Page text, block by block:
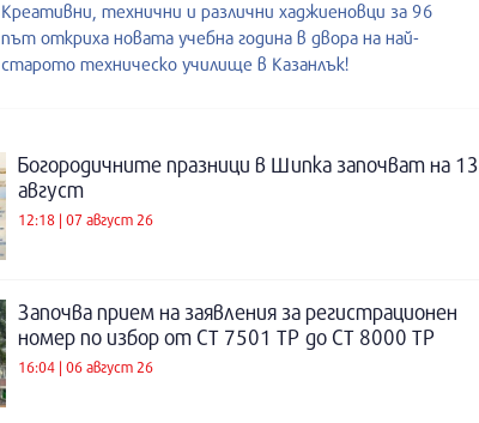
Креативни, технични и различни хаджиеновци за 96
път откриха новата учебна година в двора на най-
старото техническо училище в Казанлък!
Богородичните празници в Шипка започват на 13
август
12:18 | 07 август 26
Започва прием на заявления за регистрационен
номер по избор от СТ 7501 ТР до СТ 8000 ТР
16:04 | 06 август 26